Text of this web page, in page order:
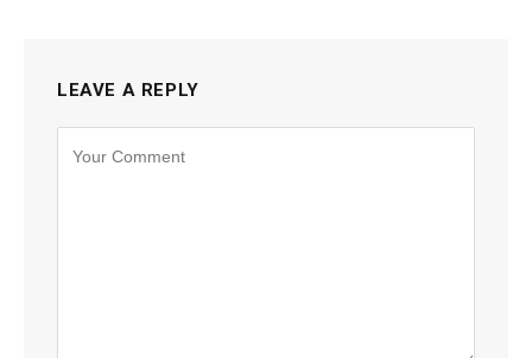
LEAVE A REPLY